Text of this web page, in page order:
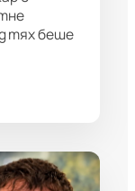
тях беше